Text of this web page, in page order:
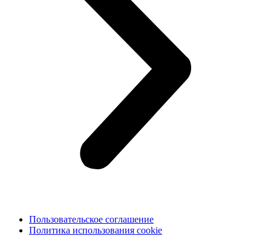
Пользовательское соглашение
Политика использования cookie